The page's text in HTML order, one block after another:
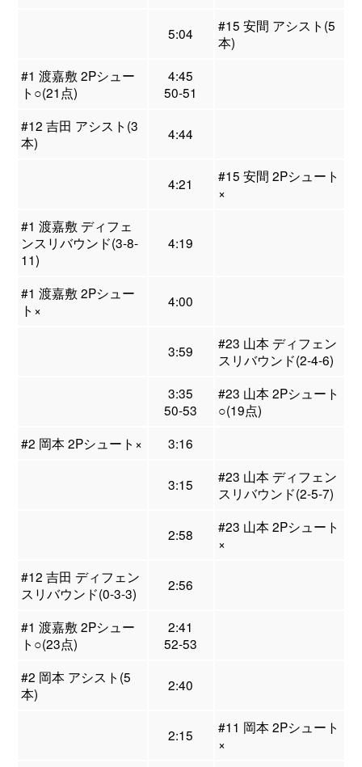
5:04
#15 安間 アシスト(5
本)
#1 渡嘉敷 2Pシュー
ト○(21点)
4:45
50-51
#12 吉田 アシスト(3
本)
4:44
4:21
#15 安間 2Pシュート
×
#1 渡嘉敷 ディフェ
ンスリバウンド(3-8-
11)
4:19
#1 渡嘉敷 2Pシュー
ト×
4:00
3:59
#23 山本 ディフェン
スリバウンド(2-4-6)
3:35
50-53
#23 山本 2Pシュート
○(19点)
#2 岡本 2Pシュート×
3:16
3:15
#23 山本 ディフェン
スリバウンド(2-5-7)
2:58
#23 山本 2Pシュート
×
#12 吉田 ディフェン
スリバウンド(0-3-3)
2:56
#1 渡嘉敷 2Pシュー
ト○(23点)
2:41
52-53
#2 岡本 アシスト(5
本)
2:40
2:15
#11 岡本 2Pシュート
×